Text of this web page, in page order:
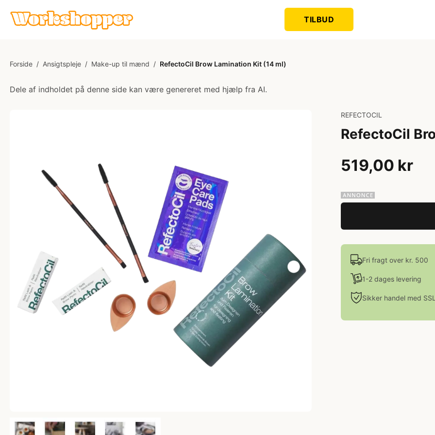
TILBUD
Forside / Ansigtspleje / Make-up til mænd / RefectoCil Brow Lamination Kit (14 ml)
Dele af indholdet på denne side kan være genereret med hjælp fra AI.
REFECTOCIL
RefectoCil
519,00 kr
Fri fragt over kr. 500
1-2 dages levering
Sikker handel med